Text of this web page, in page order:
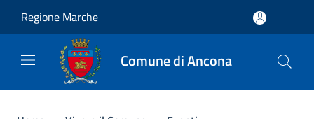
Regione Marche
Comune di Ancona